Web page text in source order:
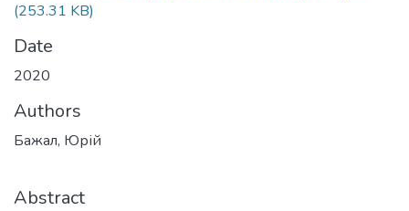
(253.31 KB)
Date
2020
Authors
Бажал, Юрій
Abstract